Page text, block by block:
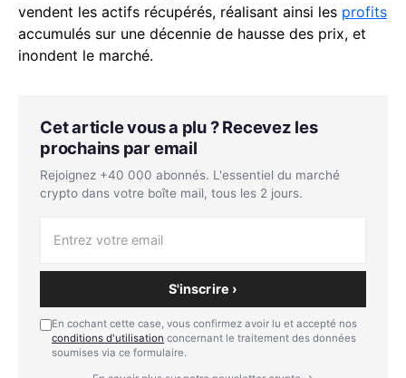
vendent les actifs récupérés, réalisant ainsi les profits
accumulés sur une décennie de hausse des prix, et
inondent le marché.
Cet article vous a plu ? Recevez les
prochains par email
Rejoignez +40 000 abonnés. L'essentiel du marché
crypto dans votre boîte mail, tous les 2 jours.
S'inscrire ›
En cochant cette case, vous confirmez avoir lu et accepté nos
conditions d'utilisation concernant le traitement des données
soumises via ce formulaire.